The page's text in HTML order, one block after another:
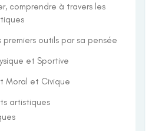
comprendre à travers les
premiers outils par sa pensée
et Sportive
Moral et Civique
artistiques